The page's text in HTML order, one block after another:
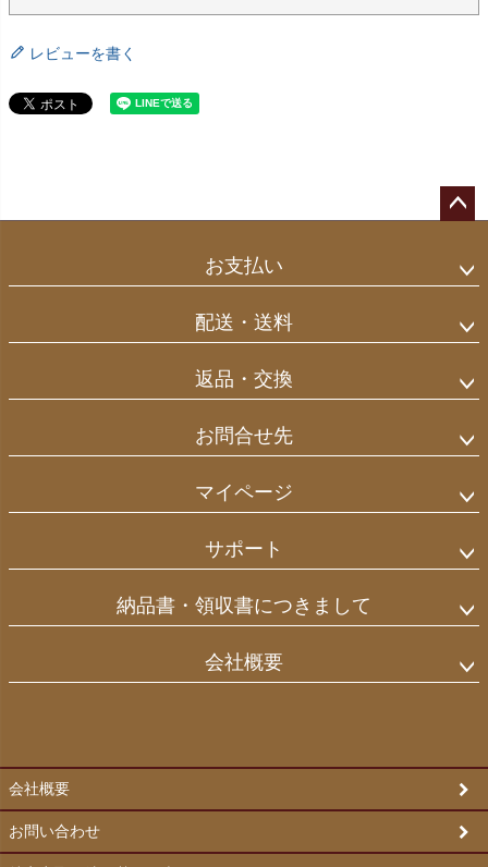
レビューを書く
ップ
お支払い
配送・送料
返品・交換
お問合せ先
マイページ
サポート
納品書・領収書につきまして
会社概要
会社概要
お問い合わせ